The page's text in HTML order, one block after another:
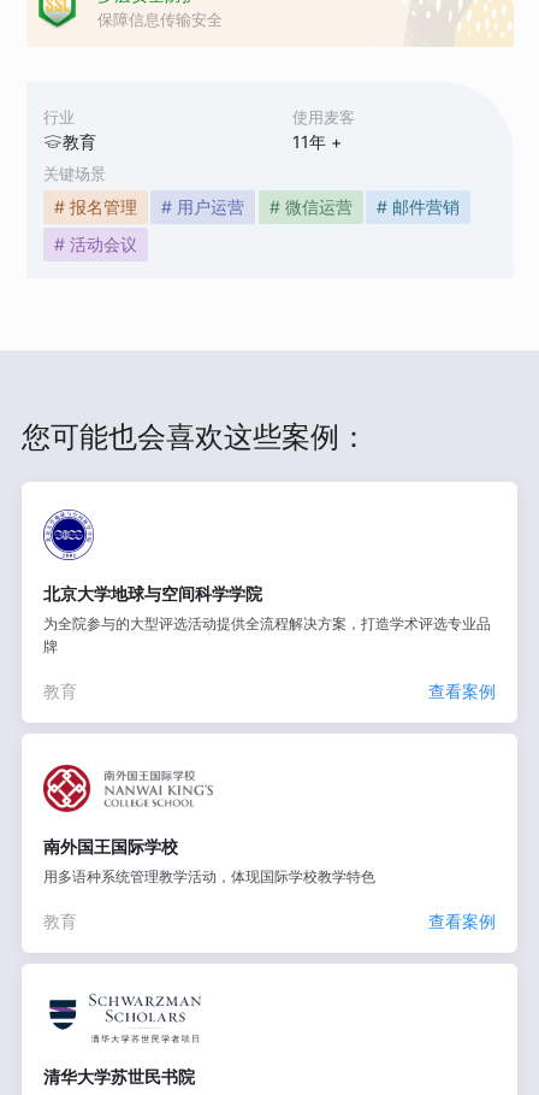
行业
教育
使用麦客
11年 +
关键场景
# 报名管理 # 用户运营 # 微信运营
# 邮件营销
# 活动会议
保障信息传输安全
您可能也会喜欢这些案例：
北京大学地球与空间科学学院
为全院参与的大型评选活动提供全流程解决方案，打造学术评选专业品
牌
教育 查看案例
南外国王国际学校
用多语种系统管理教学活动，体现国际学校教学特色
教育 查看案例
清华大学苏世民书院